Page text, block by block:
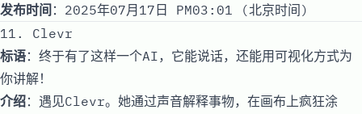
发布时间 ：2025年07月17日 PM03:01 (北京时间)
11. Clevr
标语：终于有了这样一个AI，它能说话，还能用可视化方式为
你讲解！
介绍：遇见Clevr。她通过声音解释事物，在画布上疯狂涂